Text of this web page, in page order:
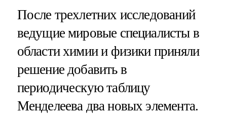
После трехлетних исследований
ведущие мировые специалисты в
области химии и физики приняли
решение добавить в
периодическую таблицу
Менделеева два новых элемента.